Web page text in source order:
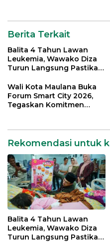
Berita Terkait
Balita 4 Tahun Lawan
Leukemia, Wawako Diza
Turun Langsung Pastikan
Wali Kota Maulana Buka
Forum Smart City 2026,
Tegaskan Komitmen
Rekomendasi untuk
Balita 4 Tahun Lawan
Leukemia, Wawako Diza
Turun Langsung Pastikan